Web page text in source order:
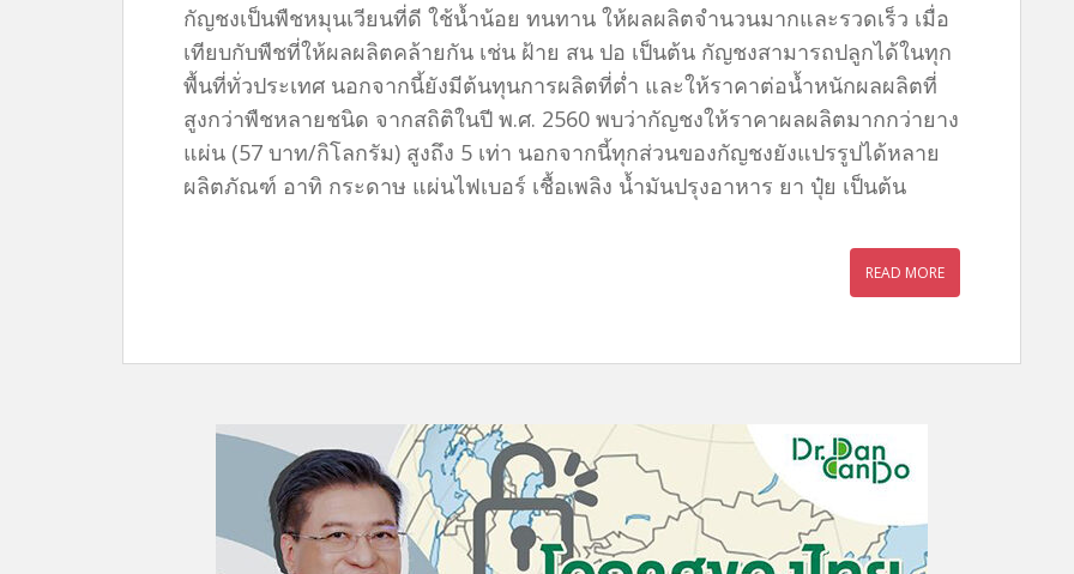
กัญชงเป็นพืชหมุนเวียนที่ดี ใช้น้ำน้อย ทนทาน ให้ผลผลิตจำนวนมากและรวดเร็ว เมื่อ
เทียบกับพืชที่ให้ผลผลิตคล้ายกัน เช่น ฝ้าย สน ปอ เป็นต้น กัญชงสามารถปลูกได้ในทุก
พื้นที่ทั่วประเทศ นอกจากนี้ยังมีต้นทุนการผลิตที่ต่ำ และให้ราคาต่อน้ำหนักผลผลิตที่
สูงกว่าพืชหลายชนิด จากสถิติในปี พ.ศ. 2560 พบว่ากัญชงให้ราคาผลผลิตมากกว่ายาง
แผ่น (57 บาท/กิโลกรัม) สูงถึง 5 เท่า นอกจากนี้ทุกส่วนของกัญชงยังแปรรูปได้หลาย
ผลิตภัณฑ์ อาทิ กระดาษ แผ่นไฟเบอร์ เชื้อเพลิง น้ำมันปรุงอาหาร ยา ปุ๋ย เป็นต้น
READ MORE